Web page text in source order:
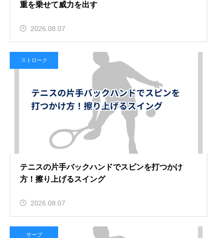
重を乗せて威力を出す
2026.08.07
ストローク
テニスの片手バックハンドでスピンを打つかけ
方！擦り上げるスイング
2026.08.07
サーブ